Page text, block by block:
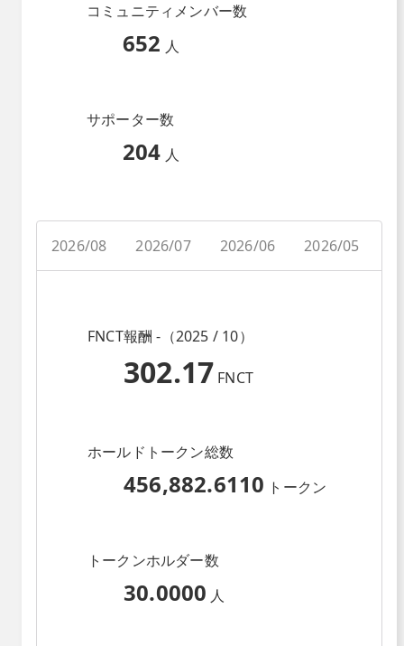
コミュニティメンバー数
652 人
サポーター数
204 人
2026/08 2026/07 2026/06 2026/05
FNCT報酬 -（2025 / 10）
302.17 FNCT
ホールドトークン総数
456,882.6110 トークン
トークンホルダー数
30.0000 人